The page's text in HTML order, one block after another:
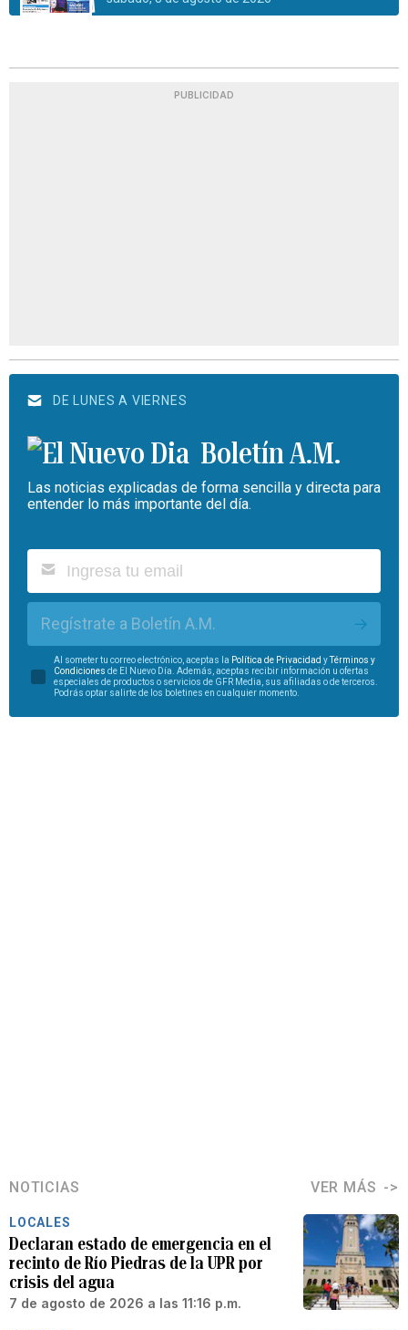
PUBLICIDAD
DE LUNES A VIERNES
Boletín A.M.
Las noticias explicadas de forma sencilla y directa para
entender lo más importante del día.
Regístrate a Boletín A.M.
Al someter tu correo electrónico, aceptas la Política de Privacidad yTérminos y
Condiciones de El Nuevo Día. Además, aceptas recibir información u ofertas
especiales de productos o servicios de GFR Media, sus afiliadas o de terceros.
Podrás optar salirte de los boletines en cualquier momento.
NOTICIAS VER MÁS
LOCALES
Declaran estado de emergencia en el
recinto de Río Piedras de la UPR por
crisis del agua
7 de agosto de 2026 a las 11:16 p.m.